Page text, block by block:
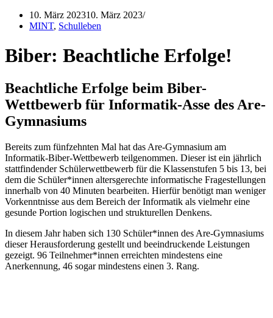
10. März 202310. März 2023
MINT, Schulleben
Biber: Beachtliche Erfolge!
Beachtliche Erfolge beim Biber-
Wettbewerb für Informatik-Asse des Are-
Gymnasiums
Bereits zum fünfzehnten Mal hat das Are-Gymnasium am
Informatik-Biber-Wettbewerb teilgenommen. Dieser ist ein jährlich
stattfindender Schülerwettbewerb für die Klassenstufen 5 bis 13, bei
dem die Schüler*innen altersgerechte informatische Fragestellungen
innerhalb von 40 Minuten bearbeiten. Hierfür benötigt man weniger
Vorkenntnisse aus dem Bereich der Informatik als vielmehr eine
gesunde Portion logischen und strukturellen Denkens.
In diesem Jahr haben sich 130 Schüler*innen des Are-Gymnasiums
dieser Herausforderung gestellt und beeindruckende Leistungen
gezeigt. 96 Teilnehmer*innen erreichten mindestens eine
Anerkennung, 46 sogar mindestens einen 3. Rang.